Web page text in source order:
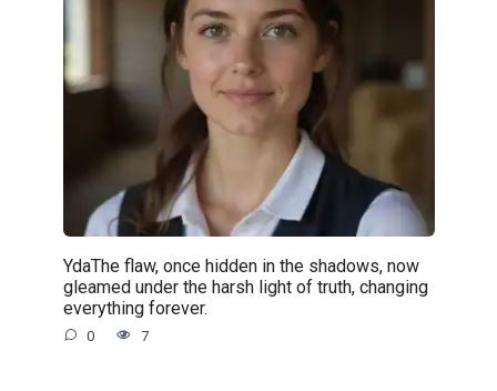
YdaThe flaw, once hidden in the shadows, now
gleamed under the harsh light of truth, changing
everything forever.
0 7